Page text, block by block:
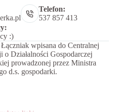
Telefon:
537 857 413
:)
wpisana do Centralnej
Działalności Gospodarczej
prowadzonej przez Ministra
d.s. gospodarki.